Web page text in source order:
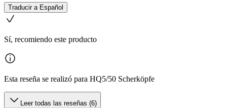
Traducir a Español
Sí, recomiendo este producto
Esta reseña se realizó para HQ5/50 Scherköpfe
Leer todas las reseñas (6)